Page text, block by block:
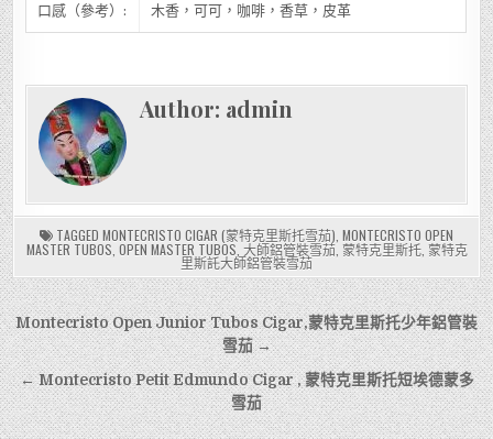
口感（參考）: 木香，可可，咖啡，香草，皮革
Author: admin
TAGGED MONTECRISTO CIGAR (蒙特克里斯托雪茄) MONTECRISTO OPEN
MASTER TUBOS OPEN MASTER TUBOS 大師鋁管裝雪茄, 蒙特克里斯托, 蒙特克
里斯託大師鋁管裝雪茄
文
章
導
覽
Montecristo Open Junior Tubos Cigar,蒙特克里斯托少年鋁管裝
雪茄 →
← Montecristo Petit Edmundo Cigar , 蒙特克里斯托短埃德蒙多
雪茄